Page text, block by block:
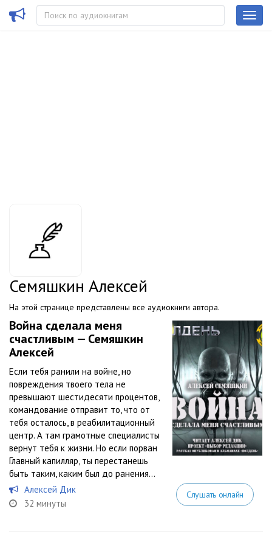
Семяшкин Алексей
На этой странице представлены все аудиокниги автора.
Война сделала меня
счастливым — Семяшкин
Алексей
Если тебя ранили на войне, но
повреждения твоего тела не
превышают шестидесяти процентов,
командование отправит то, что от
тебя осталось, в реабилитационный
центр. А там грамотные специалисты
вернут тебя к жизни. Но если порван
Главный капилляр, ты перестанешь
быть таким, каким был до ранения…
Алексей Дик
32 минуты
Слушать онлайн